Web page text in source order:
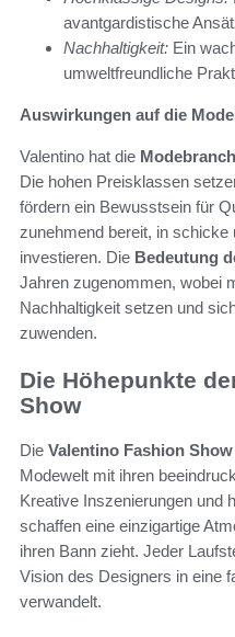
avantgardistische
Nachhaltigkeit: Ein
umweltfreundliche
Auswirkungen auf die
Valentino hat die
Die hohen Preisklassen
fördern ein Bewusstsein für
zunehmend bereit, in schicke
investieren. Die Bedeutung
Jahren zugenommen, wobei
Nachhaltigkeit setzen und
zuwenden.
Die Höhepunkte
Show
Die Valentino Fashion Show
Modewelt mit ihren
Kreative Inszenierungen und
schaffen eine einzigartige
ihren Bann zieht. Jeder
Vision des Designers in eine
verwandelt.